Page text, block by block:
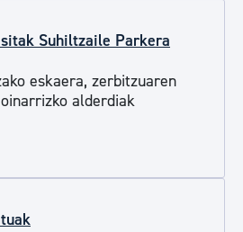
Suhiltzaile Parkera
eskaera, zerbitzuaren
alderdiak